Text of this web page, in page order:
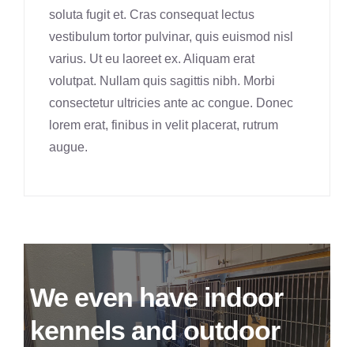
soluta fugit et. Cras consequat lectus
vestibulum tortor pulvinar, quis euismod nisl
varius. Ut eu laoreet ex. Aliquam erat
volutpat. Nullam quis sagittis nibh. Morbi
consectetur ultricies ante ac congue. Donec
lorem erat, finibus in velit placerat, rutrum
augue.
We even have indoor
kennels and outdoor